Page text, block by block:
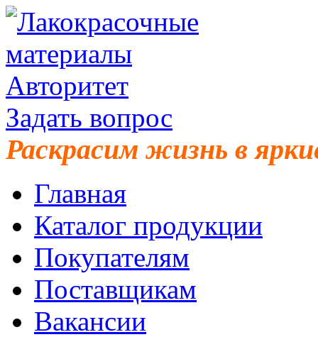
Задать вопрос
Раскрасим жизнь в
Главная
Каталог продукции
Покупателям
Поставщикам
Вакансии